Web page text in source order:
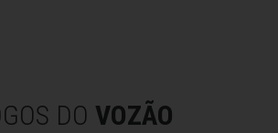
DO VOZÃO